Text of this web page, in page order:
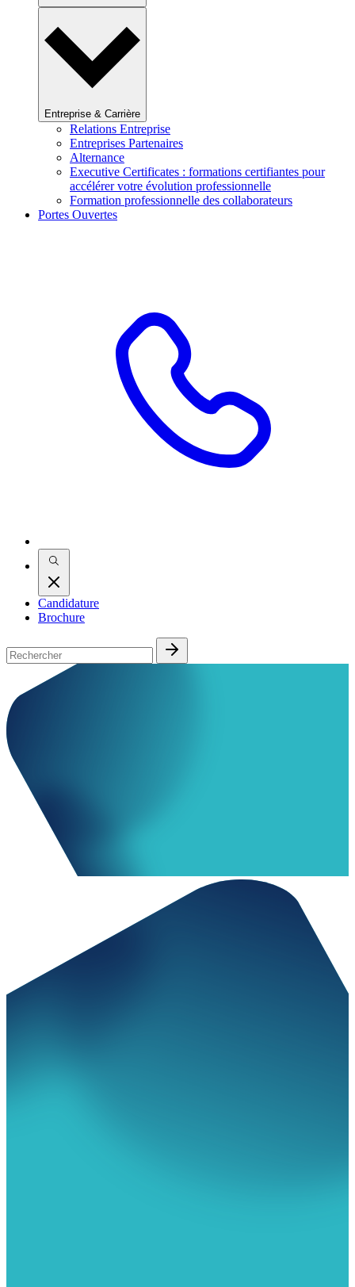
Entreprise & Carrière
Relations Entreprise
Entreprises Partenaires
Alternance
Executive Certificates : formations certifiantes pour
accélérer votre évolution professionnelle
Formation professionnelle des collaborateurs
Portes Ouvertes
Candidature
Brochure